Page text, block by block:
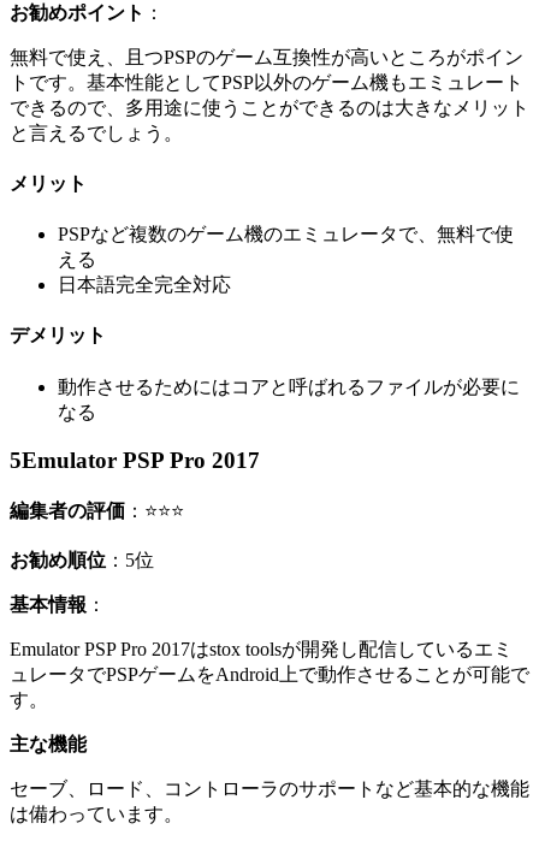
お勧めポイント ：
無料で使え、且つPSPのゲーム互換性が高いところがポイン
トです。基本性能としてPSP以外のゲーム機もエミュレート
できるので、多用途に使うことができるのは大きなメリット
と言えるでしょう。
メリット
PSPなど複数のゲーム機のエミュレータで、無料で使
える
日本語完全完全対応
デメリット
動作させるためにはコアと呼ばれるファイルが必要に
なる
5Emulator PSP Pro 2017
編集者の評価 ：⭐⭐⭐
お勧め順位 ：5位
基本情報 ：
Emulator PSP Pro 2017はstox toolsが開発し配信しているエミ
ュレータでPSPゲームをAndroid上で動作させることが可能で
す。
主な機能
セーブ、ロード、コントローラのサポートなど基本的な機能
は備わっています。